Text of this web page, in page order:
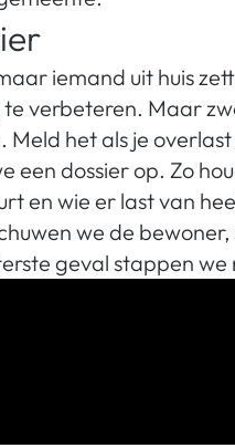
iemand uit huis
te verbeteren. Maar
het als je
een dossier op. Zo
en wie er last van
we de
geval stappen we